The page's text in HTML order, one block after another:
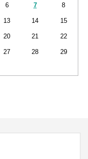
6 7 8
13 14 15
20 21 22
27 28 29